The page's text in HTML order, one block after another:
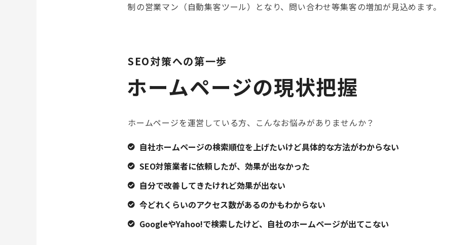
制の営業マン（自動集客ツール）となり、問い合わせ等集客の増加が見込めます。
SEO対策への第一歩
ホームページの現状把握
ホームページを運営している方、こんなお悩みがありませんか？
自社ホームページの検索順位を上げたいけど具体的な方法がわからない
SEO対策業者に依頼したが、効果が出なかった
自分で改善してきたけれど効果が出ない
今どれくらいのアクセス数があるのかもわからない
GoogleやYahoo!で検索したけど、自社のホームページが出てこない